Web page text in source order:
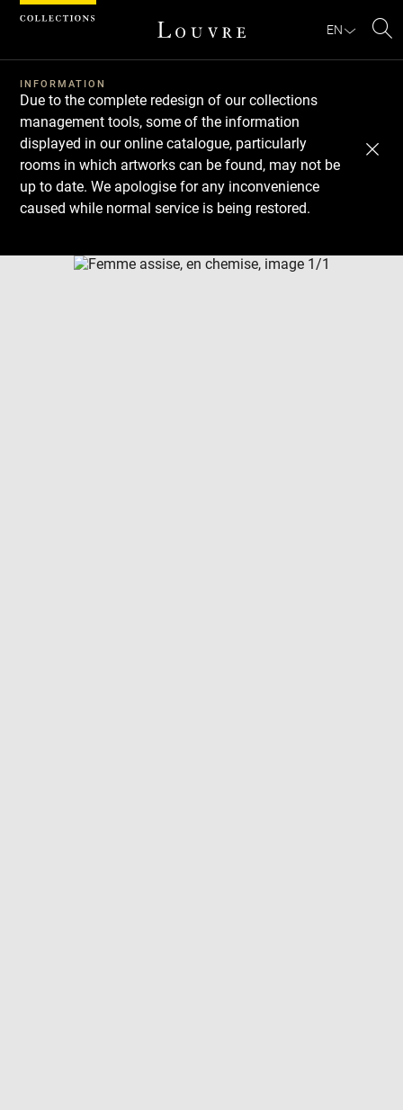
EN
INFORMATION
Due to the complete redesign of our collections
management tools, some of the information
displayed in our online catalogue, particularly
rooms in which artworks can be found, may not be
up to date. We apologise for any inconvenience
caused while normal service is being restored.
Download
Next
Previous
Cookies management panel